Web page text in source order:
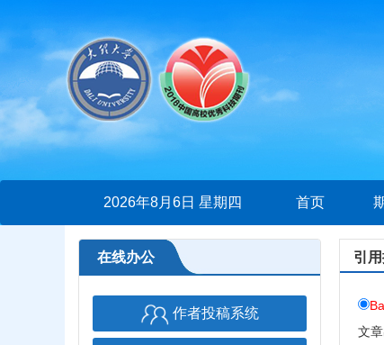
2026年8月6日 星期四 首页
在线办公
作者投稿系统
引
文